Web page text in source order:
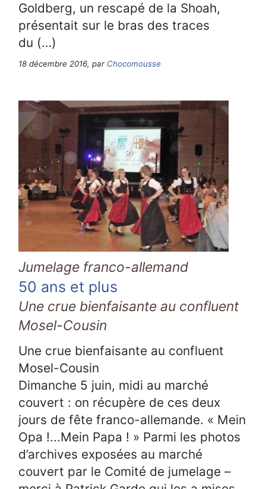
Goldberg, un rescapé de la Shoah,
présentait sur le bras des traces
du (…)
18 décembre 2016, par Chocomousse
Jumelage franco-allemand
50 ans et plus
Une crue bienfaisante au confluent
Mosel-Cousin
Une crue bienfaisante au confluent
Mosel-Cousin
Dimanche 5 juin, midi au marché
couvert : on récupère de ces deux
jours de fête franco-allemande. « Mein
Opa !...Mein Papa ! » Parmi les photos
d’archives exposées au marché
couvert par le Comité de jumelage –